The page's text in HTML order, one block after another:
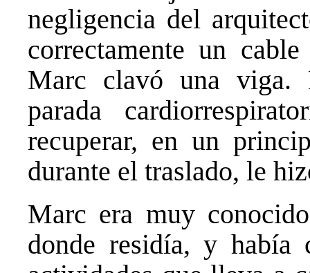
negligencia del
correctamente un
Marc clavó una viga.
parada
recuperar, en un
durante el traslado, le
Marc era muy
donde residía, y había